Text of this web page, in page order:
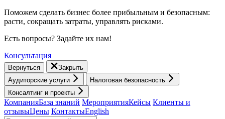
Поможем сделать бизнес более прибыльным и безопасным:
расти, cокращать затраты, управлять рисками.
Есть вопросы? Задайте их нам!
Консультация
Вернуться
Закрыть
Аудиторские услуги
Налоговая безопасность
Консалтинг и проекты
КомпанияБаза знаний МероприятияКейсы Клиенты и
отзывыЦены КонтактыEnglish